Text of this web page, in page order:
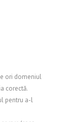
ori domeniul
corectă.
pentru a-l